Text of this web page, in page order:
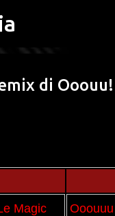
di Ooouu!
Magic